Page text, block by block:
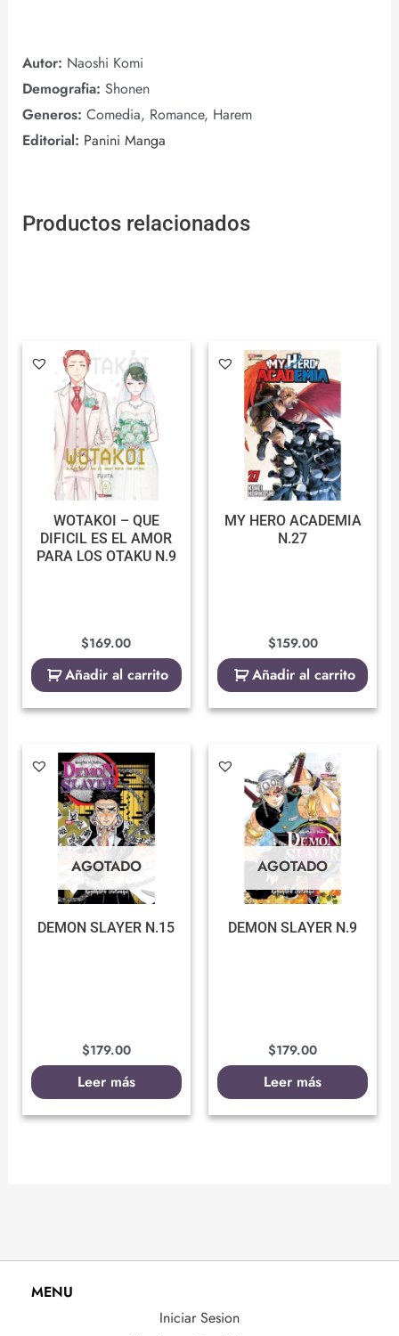
Autor: Naoshi Komi
Demografia: Shonen
Generos: Comedia, Romance, Harem
Editorial: Panini Manga
Productos relacionados
WOTAKOI – QUE
DIFICIL ES EL AMOR
PARA LOS OTAKU N.9
$169.00
Añadir al carrito
MY HERO ACADEMIA
N.27
$159.00
Añadir al carrito
AGOTADO
DEMON SLAYER N.15
$179.00
Leer más
AGOTADO
DEMON SLAYER N.9
$179.00
Leer más
MENU
Iniciar Sesion